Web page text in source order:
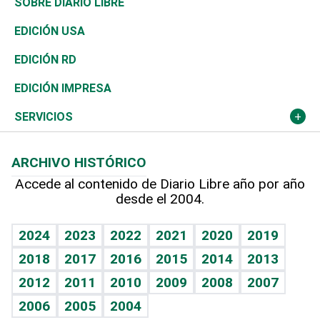
Reportajes
África
Ocenanía
Caribe
Resto del mundo
Vivienda
Telecom.
Global y variable
Economía personal
Buena Vida
Sociales
Novedades
Podcast Arte Libre
Hablando con el pediatra
Vida y familia
Eñe
Celebrando la vida
Sin complejos
Ciclismo
Tenis
Olimpismo
Más deportes
Línea de hit
TBT Deportivo
En Directo
Frente al Statu Quo
El Espía
Noticiero Poteleche
Lecturas
Tecnología
Historia
Martes de tecnología
Cambio climático
Economía
Revista
Deportes
Opinión
Hecho en casa
Guía del dinero
EDICIÓN USA
EDICIÓN RD
EDICIÓN IMPRESA
SERVICIOS
Cumpleaños
Horóscopos
Juegos
ARCHIVO HISTÓRICO
Accede al contenido de Diario Libre año por año
desde el 2004.
2024 2023 2022 2021 2020
2019
2018
2017 2016 2015 2014
2013
2012
2011 2010 2009 2008
2007
2006
2005 2004